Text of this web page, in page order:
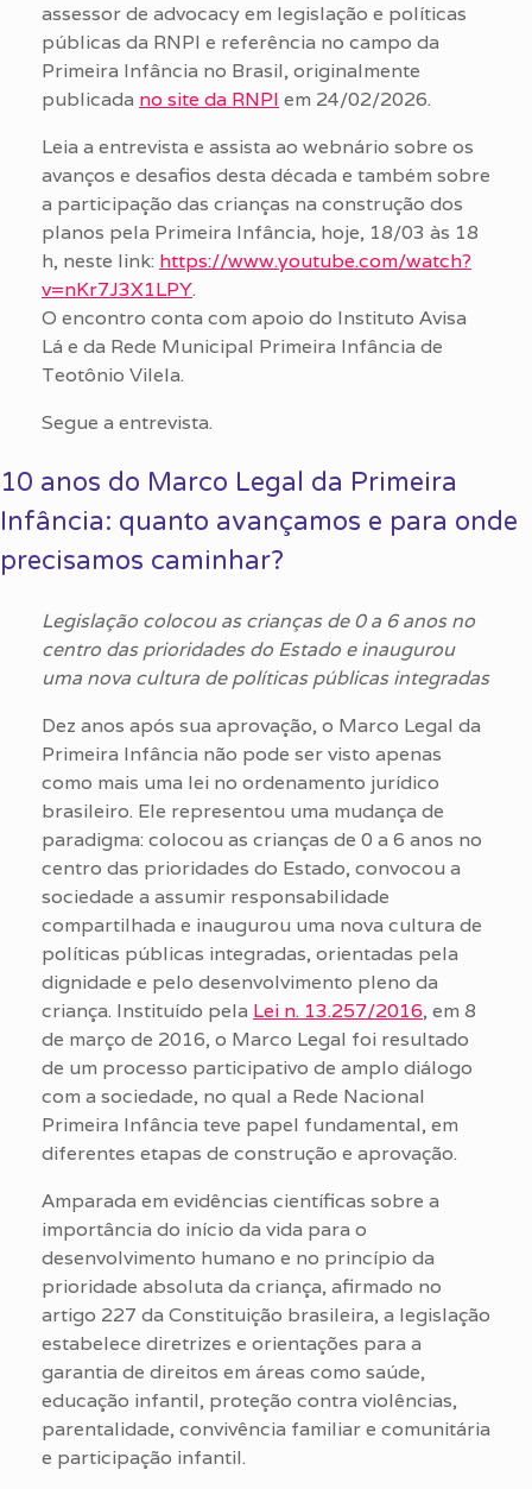
assessor de advocacy em legislação e políticas
públicas da RNPI e referência no campo da
Primeira Infância no Brasil, originalmente
publicada no site da RNPI em 24/02/2026.
Leia a entrevista e assista ao webnário sobre os
avanços e desafios desta década e também sobre
a participação das crianças na construção dos
planos pela Primeira Infância, hoje, 18/03 às 18
h, neste link: https://www.youtube.com/watch?
v=nKr7J3X1LPY.
O encontro conta com apoio do Instituto Avisa
Lá e da Rede Municipal Primeira Infância de
Teotônio Vilela.
Segue a entrevista.
10 anos do Marco Legal da Primeira
Infância: quanto avançamos e para onde
precisamos caminhar?
Legislação colocou as crianças de 0 a 6 anos no
centro das prioridades do Estado e inaugurou
uma nova cultura de políticas públicas integradas
Dez anos após sua aprovação, o Marco Legal da
Primeira Infância não pode ser visto apenas
como mais uma lei no ordenamento jurídico
brasileiro. Ele representou uma mudança de
paradigma: colocou as crianças de 0 a 6 anos no
centro das prioridades do Estado, convocou a
sociedade a assumir responsabilidade
compartilhada e inaugurou uma nova cultura de
políticas públicas integradas, orientadas pela
dignidade e pelo desenvolvimento pleno da
criança. Instituído pela Lei n. 13.257/2016, em 8
de março de 2016, o Marco Legal foi resultado
de um processo participativo de amplo diálogo
com a sociedade, no qual a Rede Nacional
Primeira Infância teve papel fundamental, em
diferentes etapas de construção e aprovação.
Amparada em evidências científicas sobre a
importância do início da vida para o
desenvolvimento humano e no princípio da
prioridade absoluta da criança, afirmado no
artigo 227 da Constituição brasileira, a legislação
estabelece diretrizes e orientações para a
garantia de direitos em áreas como saúde,
educação infantil, proteção contra violências,
parentalidade, convivência familiar e comunitária
e participação infantil.